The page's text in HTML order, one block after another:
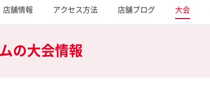
店舗情報 アクセス方法 店舗ブログ 大会
の大会情報